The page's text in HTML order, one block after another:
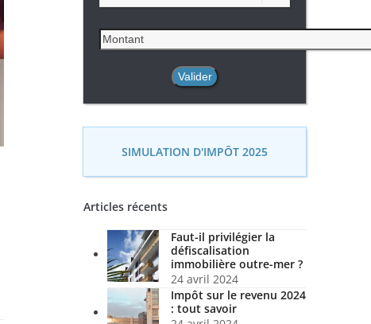
SIMULATION D'IMPÔT 2025
Articles récents
Faut-il privilégier la
défiscalisation
immobilière outre-mer ?
24 avril 2024
Impôt sur le revenu 2024
: tout savoir